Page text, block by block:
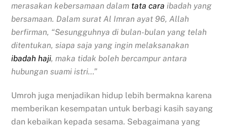
merasakan kebersamaan dalam tata cara ibadah yang
bersamaan. Dalam surat Al Imran ayat 96, Allah
berfirman, “Sesungguhnya di bulan-bulan yang telah
ditentukan, siapa saja yang ingin melaksanakan
ibadah haji, maka tidak boleh bercampur antara
hubungan suami istri…”
Umroh juga menjadikan hidup lebih bermakna karena
memberikan kesempatan untuk berbagi kasih sayang
dan kebaikan kepada sesama. Sebagaimana yang